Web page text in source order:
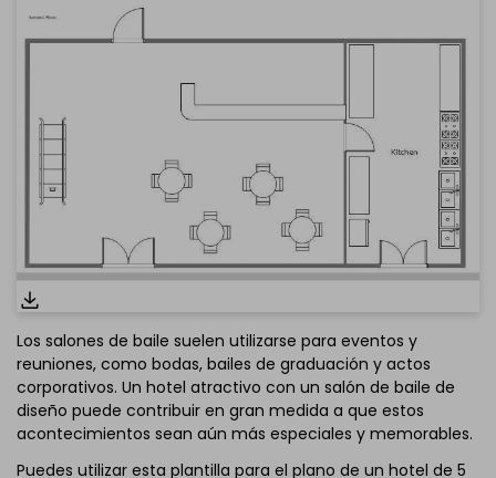
Los salones de baile suelen utilizarse para eventos y
reuniones, como bodas, bailes de graduación y actos
corporativos. Un hotel atractivo con un salón de baile de
diseño puede contribuir en gran medida a que estos
acontecimientos sean aún más especiales y memorables.
Puedes utilizar esta plantilla para el plano de un hotel de 5